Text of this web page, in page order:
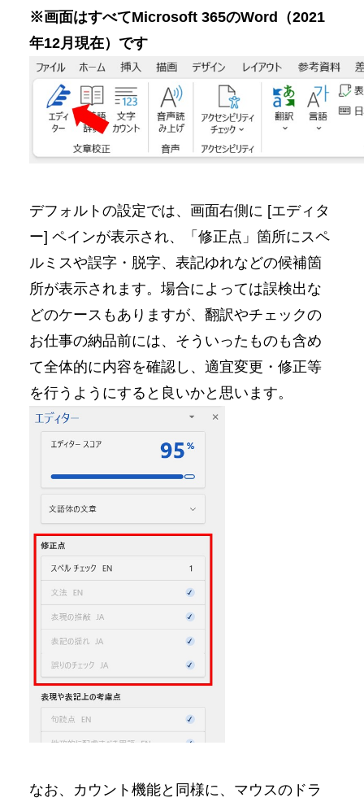
※画面はすべてMicrosoft 365のWord（2021
年12月現在）です
デフォルトの設定では、画面右側に [エディタ
ー] ペインが表示され、「修正点」箇所にスペ
ルミスや誤字・脱字、表記ゆれなどの候補箇
所が表示されます。場合によっては誤検出な
どのケースもありますが、翻訳やチェックの
お仕事の納品前には、そういったものも含め
て全体的に内容を確認し、適宜変更・修正等
を行うようにすると良いかと思います。
なお、カウント機能と同様に、マウスのドラ